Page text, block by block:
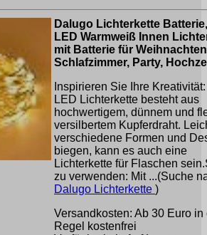
Dalugo Lichterkette
LED Warmweiß Innen
mit Batterie für
Schlafzimmer, Party,
Inspirieren Sie Ihre
LED Lichterkette besteht aus
hochwertigem, dünnem und
versilbertem Kupferdraht.
verschiedene Formen und
biegen, kann es auch eine
Lichterkette für Flaschen
zu verwenden: Mit ...(Suche
Dalugo Lichterkette )
Versandkosten: Ab 30 Euro in
Regel kostenfrei